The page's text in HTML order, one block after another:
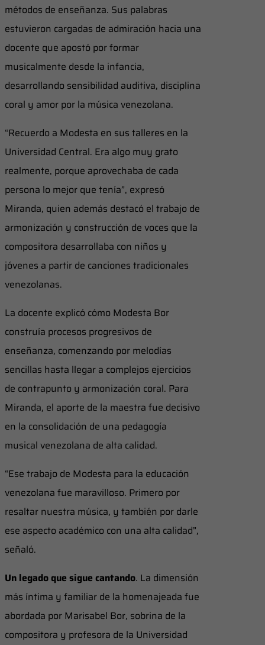
métodos de enseñanza. Sus palabras
estuvieron cargadas de admiración hacia una
docente que apostó por formar
musicalmente desde la infancia,
desarrollando sensibilidad auditiva, disciplina
coral y amor por la música venezolana.
“Recuerdo a Modesta en sus talleres en la
Universidad Central. Era algo muy grato
realmente, porque aprovechaba de cada
persona lo mejor que tenía”, expresó
Miranda, quien además destacó el trabajo de
armonización y construcción de voces que la
compositora desarrollaba con niños y
jóvenes a partir de canciones tradicionales
venezolanas.
La docente explicó cómo Modesta Bor
construía procesos progresivos de
enseñanza, comenzando por melodías
sencillas hasta llegar a complejos ejercicios
de contrapunto y armonización coral. Para
Miranda, el aporte de la maestra fue decisivo
en la consolidación de una pedagogía
musical venezolana de alta calidad.
“Ese trabajo de Modesta para la educación
venezolana fue maravilloso. Primero por
resaltar nuestra música, y también por darle
ese aspecto académico con una alta calidad”,
señaló.
Un legado que sigue cantando. La dimensión
más íntima y familiar de la homenajeada fue
abordada por Marisabel Bor, sobrina de la
compositora y profesora de la Universidad